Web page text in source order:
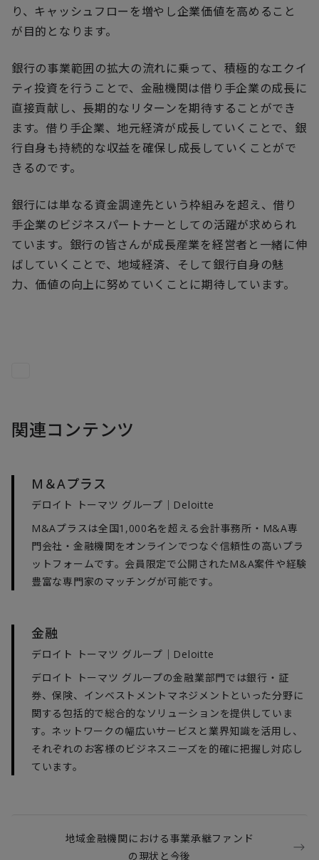
り、キャッシュフローを増やし企業価値を高めること
が目的となります。
銀行の事業範囲の拡大の流れに乗って、積極的なエクイ
ティ投資を行うことで、金融機関は借り手企業の成長に
直接貢献し、長期的なリターンを期待することができ
ます。借り手企業、地元経済が成長していくことで、銀
行自身も持続的な収益を確保し成長していくことがで
きるのです。
銀行には単なる資金調達先という枠組みを超え、借り
手企業のビジネスパートナーとしての活躍が求められ
ています。銀行の皆さんが成長産業を経営者と一緒に伸
ばしていくことで、地域経済、そして銀行自身の魅
力、価値の向上に努めていくことに期待しています。
関連コンテンツ
M＆Aプラス
デロイト トーマツ グループ｜Deloitte
M&Aプラスは全国1,000名を超える会計事務所・M&A専
門会社・金融機関をオンラインでつなぐ信頼性の高いプラ
ットフォームです。会員限定で公開されたM&A案件や経験
豊富な専門家のマッチングが可能です。
金融
デロイト トーマツ グループ｜Deloitte
デロイト トーマツ グループの金融業部門では銀行・証
券、保険、インベストメントマネジメントといった分野に
関する包括的で総合的なソリューションを提供していま
す。ネットワークの幅広いサービスと業界知識を活用し、
それぞれのお客様のビジネスニーズを的確に把握し対応し
ています。
地域金融機関における事業承継ファンド
の現状と今後